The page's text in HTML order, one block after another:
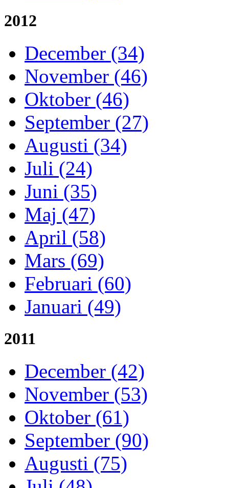
2012
December (34)
November (46)
Oktober (46)
September (27)
Augusti (34)
Juli (24)
Juni (35)
Maj (47)
April (58)
Mars (69)
Februari (60)
Januari (49)
2011
December (42)
November (53)
Oktober (61)
September (90)
Augusti (75)